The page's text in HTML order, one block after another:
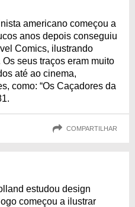
americano começou a
anos depois conseguiu
Comics, ilustrando
seus traços eram muito
até ao cinema,
como: “Os Caçadores da
COMPARTILHAR
estudou design
começou a ilustrar